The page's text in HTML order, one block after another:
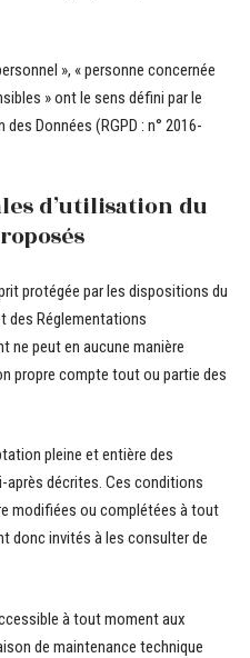
», « personne concernée
» ont le sens défini par le
Données (RGPD : n° 2016-
d’utilisation du
protégée par les dispositions du
des Réglementations
ne peut en aucune manière
propre compte tout ou partie des
pleine et entière des
décrites. Ces conditions
modifiées ou complétées à tout
donc invités à les consulter de
à tout moment aux
de maintenance technique